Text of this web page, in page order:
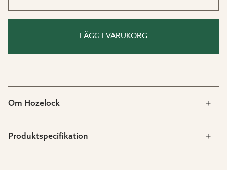
LÄGG I VARUKORG
Om Hozelock
Produktspecifikation